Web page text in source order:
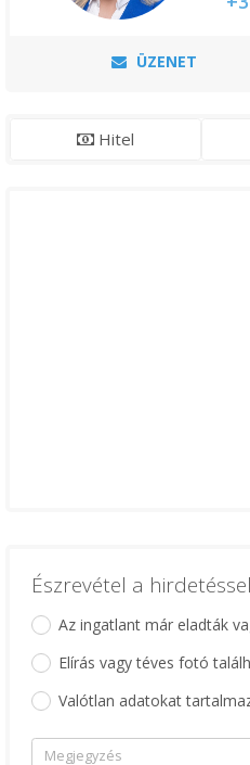
ÜZENET
Hitel
Észrevétel a
Az ingatlant már eladták
Elírás vagy téves fotó
Valótlan adatokat